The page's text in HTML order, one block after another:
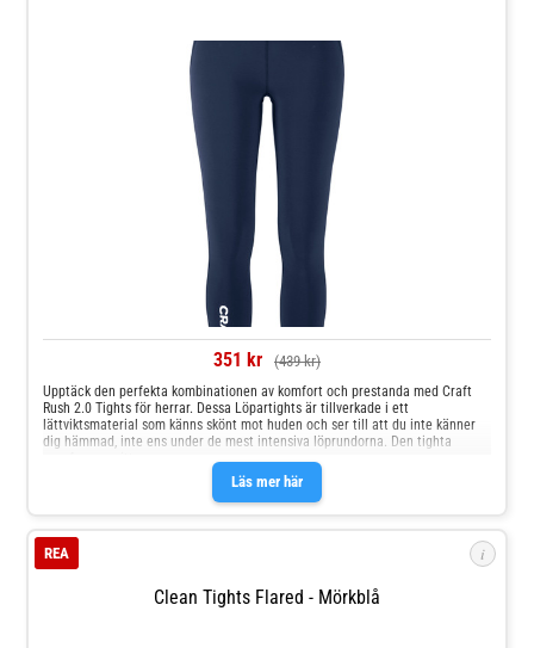
351 kr (439 kr)
Läs mer här
Upptäck den perfekta kombinationen av komfort och prestanda med Craft
Rush 2.0 Tights för herrar. Dessa Löpartights är tillverkade i ett
lättviktsmaterial som känns skönt mot huden och ser till att du inte känner
dig hämmad, inte ens under de mest intensiva löprundorna. Den tighta
i
Clean Tights Flared - Mörkblå
REA